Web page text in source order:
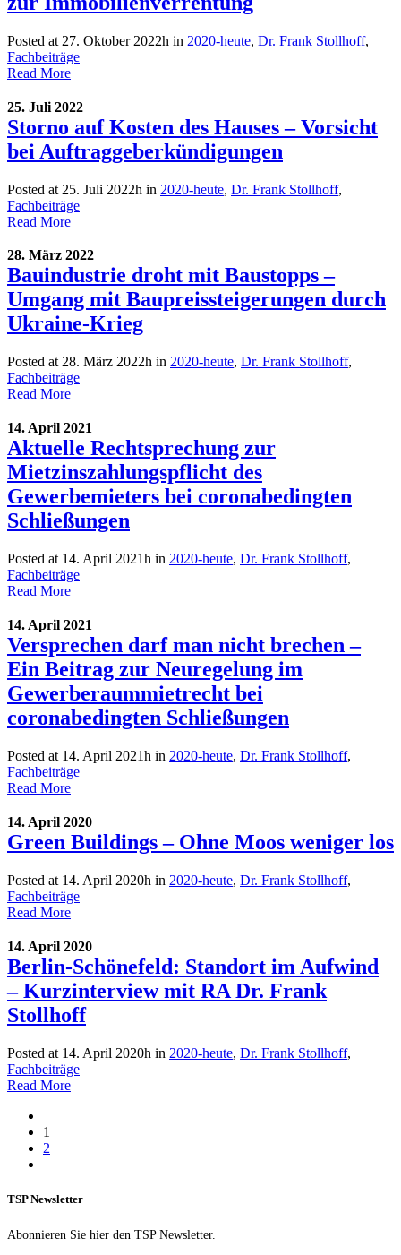
Posted at 27. Oktober 2022h in 2020-heute, Dr. Frank Stollhoff,
Fachbeiträge
Read More
25. Juli 2022
Storno auf Kosten des Hauses – Vorsicht
bei Auftraggeberkündigungen
Posted at 25. Juli 2022h in 2020-heute, Dr. Frank Stollhoff,
Fachbeiträge
Read More
28. März 2022
Bauindustrie droht mit Baustopps –
Umgang mit Baupreissteigerungen durch
Ukraine-Krieg
Posted at 28. März 2022h in 2020-heute, Dr. Frank Stollhoff,
Fachbeiträge
Read More
14. April 2021
Aktuelle Rechtsprechung zur
Mietzinszahlungspflicht des
Gewerbemieters bei coronabedingten
Schließungen
Posted at 14. April 2021h in 2020-heute, Dr. Frank Stollhoff,
Fachbeiträge
Read More
14. April 2021
Versprechen darf man nicht brechen –
Ein Beitrag zur Neuregelung im
Gewerberaummietrecht bei
coronabedingten Schließungen
Posted at 14. April 2021h in 2020-heute, Dr. Frank Stollhoff,
Fachbeiträge
Read More
14. April 2020
Green Buildings – Ohne Moos weniger los
Posted at 14. April 2020h in 2020-heute, Dr. Frank Stollhoff,
Fachbeiträge
Read More
14. April 2020
Berlin-Schönefeld: Standort im Aufwind
– Kurzinterview mit RA Dr. Frank
Stollhoff
Posted at 14. April 2020h in 2020-heute, Dr. Frank Stollhoff,
Fachbeiträge
Read More
1
2
TSP Newsletter
Abonnieren Sie hier den TSP Newsletter.